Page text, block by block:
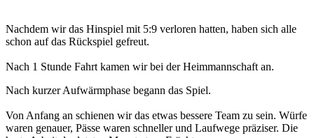
Nachdem wir das Hinspiel mit 5:9 verloren hatten, haben sich alle
schon auf das Rückspiel gefreut.
Nach 1 Stunde Fahrt kamen wir bei der Heimmannschaft an.
Nach kurzer Aufwärmphase begann das Spiel.
Von Anfang an schienen wir das etwas bessere Team zu sein. Würfe
waren genauer, Pässe waren schneller und Laufwege präziser. Die